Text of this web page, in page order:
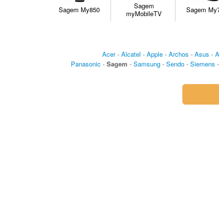
Sagem My850
Sagem
myMobileTV
Sagem
Acer- Alcatel - Apple- Archos - Asus -
Panasonic - Sagem - Samsung - Sendo - Siemens